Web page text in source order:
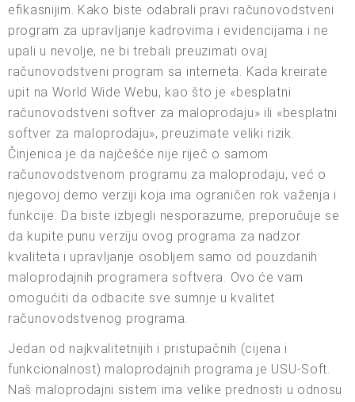
efikasnijim. Kako biste odabrali pravi računovodstveni
program za upravljanje kadrovima i evidencijama i ne
upali u nevolje, ne bi trebali preuzimati ovaj
računovodstveni program sa interneta. Kada kreirate
upit na World Wide Webu, kao što je «besplatni
računovodstveni softver za maloprodaju» ili «besplatni
softver za maloprodaju», preuzimate veliki rizik.
Činjenica je da najčešće nije riječ o samom
računovodstvenom programu za maloprodaju, već o
njegovoj demo verziji koja ima ograničen rok važenja i
funkcije. Da biste izbjegli nesporazume, preporučuje se
da kupite punu verziju ovog programa za nadzor
kvaliteta i upravljanje osobljem samo od pouzdanih
maloprodajnih programera softvera. Ovo će vam
omogućiti da odbacite sve sumnje u kvalitet
računovodstvenog programa.
Jedan od najkvalitetnijih i pristupačnih (cijena i
funkcionalnost) maloprodajnih programa je USU-Soft.
Naš maloprodajni sistem ima velike prednosti u odnosu